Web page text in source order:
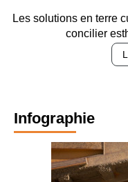
Entre circulation,
Infographie